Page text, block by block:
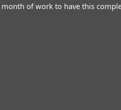
of work to have this